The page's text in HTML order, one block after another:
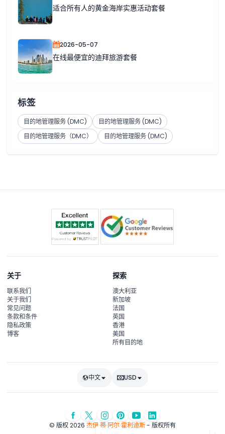
适合所有人的黄金海岸实惠活动套餐
2026-05-07
在线最便宜的迪拜旅游套餐
标签
目的地管理服务 (DMC)
目的地管理服务 (DMC)
目的地管理服务（DMC）
目的地管理服务 (DMC)
关于
联系我们
关于我们
常见问题
条款和条件
隐私政策
博客
探索
澳大利亚
新加坡
法国
英国
香港
美国
所有目的地
中文 USD
© 版权 2026 杰伊·蒂·阿尔·霍利迪斯- 版权所有